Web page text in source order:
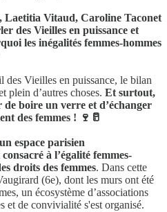
Laetitia Vitaud, Caroline Taconet
des Vieilles en puissance et
les inégalités femmes-hommes
des Vieilles en puissance, le bilan
plein d’autres choses. Et surtout,
de boire un verre et d’échanger
des femmes ! 🍷🥛
espace parisien
à l’égalité femmes-
droits des femmes. Dans cette
(6e), dont les murs ont été
un écosystème d’associations
et de convivialité s'est organisé.